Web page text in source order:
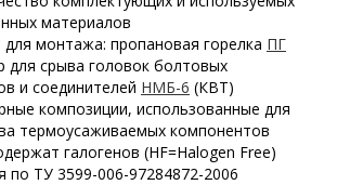
материалов
монтажа: пропановая горелка ПГ
для срыва головок болтовых
и соединителей НМБ-6 (КВТ)
композиции, использованные для
термоусаживаемых компонентов
галогенов (HF=Halogen Free)
по ТУ 3599-006-97284872-2006